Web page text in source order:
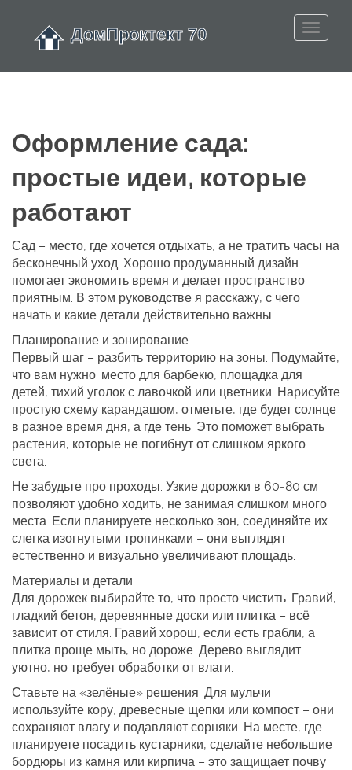
Оформление сада:
простые идеи, которые
работают
Сад – место, где хочется отдыхать, а не тратить часы на
бесконечный уход. Хорошо продуманный дизайн
помогает экономить время и делает пространство
приятным. В этом руководстве я расскажу, с чего
начать и какие детали действительно важны.
Планирование и зонирование
Первый шаг – разбить территорию на зоны. Подумайте,
что вам нужно: место для барбекю, площадка для
детей, тихий уголок с лавочкой или цветники. Нарисуйте
простую схему карандашом, отметьте, где будет солнце
в разное время дня, а где тень. Это поможет выбрать
растения, которые не погибнут от слишком яркого
света.
Не забудьте про проходы. Узкие дорожки в 60‑80 см
позволяют удобно ходить, не занимая слишком много
места. Если планируете несколько зон, соединяйте их
слегка изогнутыми тропинками – они выглядят
естественно и визуально увеличивают площадь.
Материалы и детали
Для дорожек выбирайте то, что просто чистить. Гравий,
гладкий бетон, деревянные доски или плитка – всё
зависит от стиля. Гравий хорош, если есть грабли, а
плитка проще мыть, но дороже. Дерево выглядит
уютно, но требует обработки от влаги.
Ставьте на «зелёные» решения. Для мульчи
используйте кору, древесные щепки или компост – они
сохраняют влагу и подавляют сорняки. На месте, где
планируете посадить кустарники, сделайте небольшие
бордюры из камня или кирпича – это защищает почву